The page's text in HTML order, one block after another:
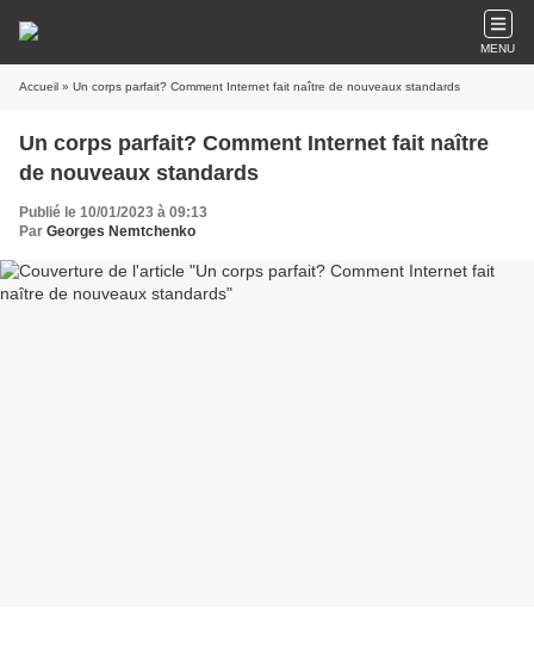
MENU
Accueil » Un corps parfait? Comment Internet fait naître de nouveaux standards
Un corps parfait? Comment Internet fait naître
de nouveaux standards
Publié le 10/01/2023 à 09:13
Par Georges Nemtchenko